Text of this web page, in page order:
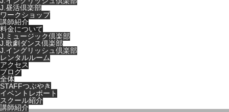
J.昼活倶楽部
ワークショップ
講師紹介
料金について
J.ミュージック倶楽部
J.歌劇ダンス倶楽部
J.イングリッシュ倶楽部
レンタルルーム
アクセス
ブログ
全体
STAFFつぶやき
イベントレポート
スクール紹介
講師紹介